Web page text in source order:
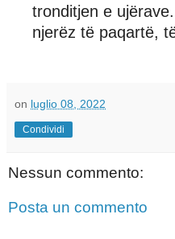
tronditjen e
njerëz të paqartë,
on luglio 08, 2022
Condividi
Nessun commento:
Posta un commento